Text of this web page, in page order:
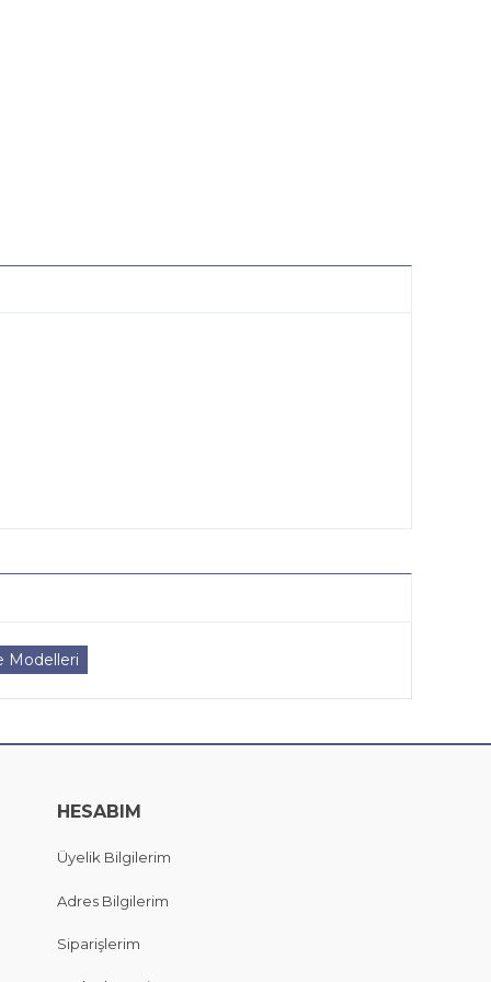
Modelleri
HESABIM
Üyelik Bilgilerim
Adres Bilgilerim
Siparişlerim